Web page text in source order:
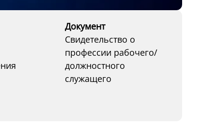
Документ
Свидетельство о
профессии рабочего/
должностного
служащего